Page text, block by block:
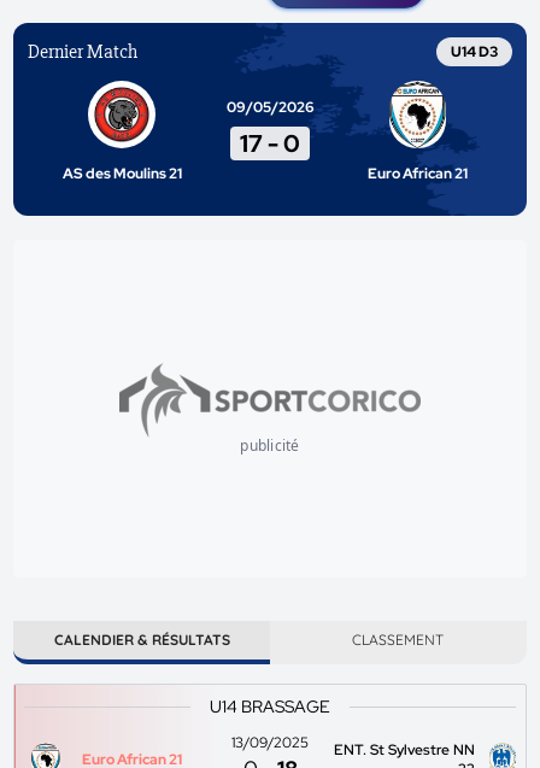
Dernier Match U14 D3
AS des Moulins 21
09/05/2026
17-0
Euro African 21
publicité
CALENDIER & RÉSULTATS CLASSEMENT
U14 BRASSAGE
Euro African 21
13/09/2025
ENT. St Sylvestre NN